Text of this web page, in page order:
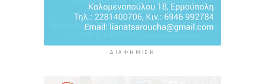
ΔΙΑΦΉΜΙΣΗ